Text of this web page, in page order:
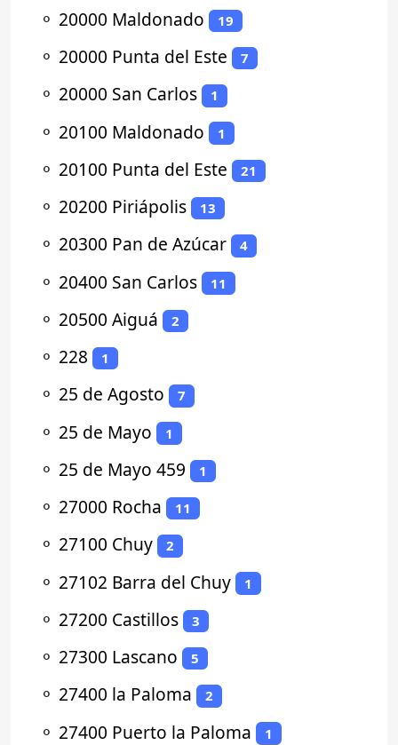
⚬ 20000 Maldonado 19
⚬ 20000 Punta del Este 7
⚬ 20000 San Carlos 1
⚬ 20100 Maldonado 1
⚬ 20100 Punta del Este 21
⚬ 20200 Piriápolis 13
⚬ 20300 Pan de Azúcar 4
⚬ 20400 San Carlos 11
⚬ 20500 Aiguá 2
⚬ 228 1
⚬ 25 de Agosto 7
⚬ 25 de Mayo 1
⚬ 25 de Mayo 459 1
⚬ 27000 Rocha 11
⚬ 27100 Chuy 2
⚬ 27102 Barra del Chuy 1
⚬ 27200 Castillos 3
⚬ 27300 Lascano 5
⚬ 27400 la Paloma 2
⚬ 27400 Puerto la Paloma 1